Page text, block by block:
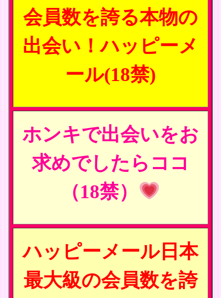
会員数を誇る本物の
出会い！ハッピーメ
ール(18禁)
ホンキで出会いをお
求めでしたらココ
（18禁）
ハッピーメール日本
最大級の会員数を誇